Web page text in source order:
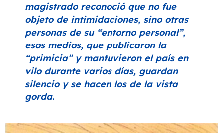
magistrado reconoció que no fue
objeto de intimidaciones, sino otras
personas de su “entorno personal”,
esos medios, que publicaron la
“primicia”y mantuvieron el país en
vilo durante varios días, guardan
silencio y se hacen los de la vista
gorda.